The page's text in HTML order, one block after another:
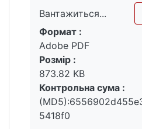
Ключові слова :
колективна пам'ять,
Вантажиться...
Вантажиться...
Формат :
Adobe PDF
Розмір :
873.82 KB
Контрольна сума :
5418f0